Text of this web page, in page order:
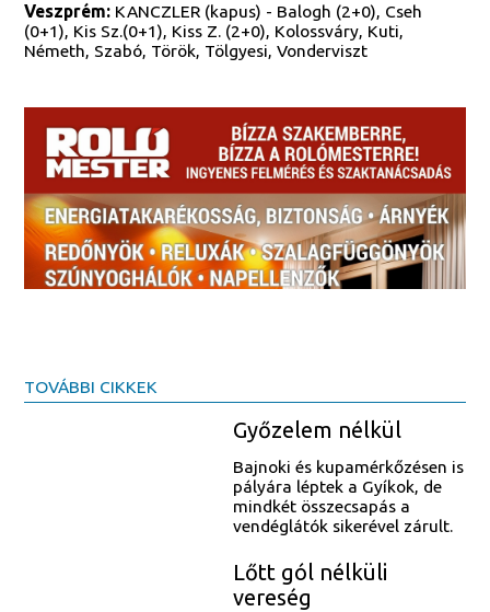
Veszprém: KANCZLER (kapus) - Balogh (2+0), Cseh
(0+1), Kis Sz.(0+1), Kiss Z. (2+0), Kolossváry, Kuti,
Németh, Szabó, Török, Tölgyesi, Vonderviszt
TOVÁBBI CIKKEK
Győzelem nélkül
Bajnoki és kupamérkőzésen is
pályára léptek a Gyíkok, de
mindkét összecsapás a
vendéglátók sikerével zárult.
Lőtt gól nélküli
vereség